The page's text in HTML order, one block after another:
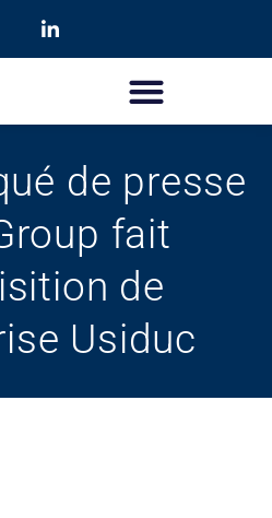
de presse
fait
de
Usiduc